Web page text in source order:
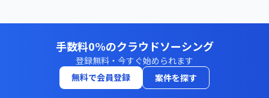
手数料0%のクラウドソーシング
登録無料・今すぐ始められます
無料で会員登録
案件を探す